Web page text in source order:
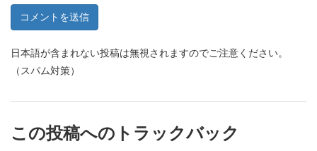
日本語が含まれない投稿は無視されますのでご注意ください。
（スパム対策）
この投稿へのトラックバック